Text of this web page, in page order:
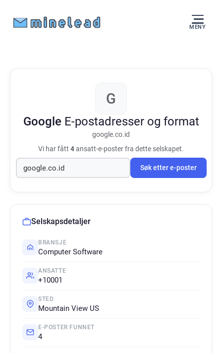
MENY
G
Google E-postadresser og format
google.co.id
Vi har fått 4ansatt-e-poster fra dette selskapet.
Søk etter e-poster
Selskapsdetaljer
BRANSJE
Computer Software
ANSATTE
+10001
STED
Mountain View US
E-POSTER FUNNET
4